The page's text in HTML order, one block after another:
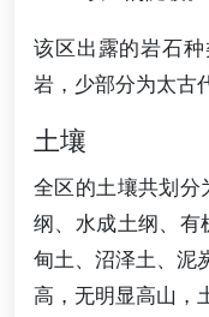
该区出露的岩石
岩，少部分为太古
土壤
全区的土壤共划分
纲、水成土纲、有
甸土、沼泽土、泥
高，无明显高山，